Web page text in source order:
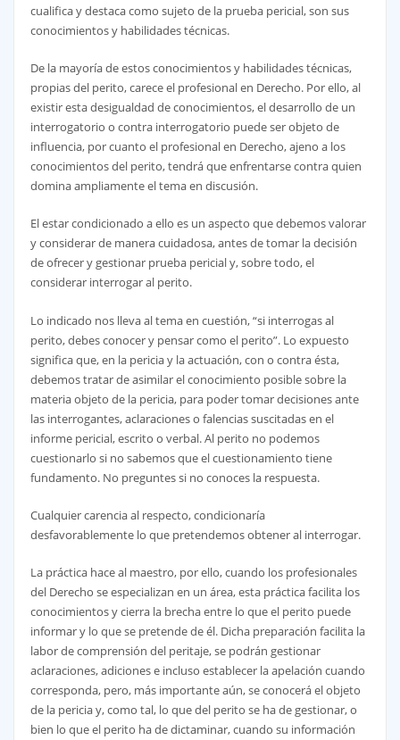
cualifica y destaca como sujeto de la prueba pericial, son sus
conocimientos y habilidades técnicas.
De la mayoría de estos conocimientos y habilidades técnicas,
propias del perito, carece el profesional en Derecho. Por ello, al
existir esta desigualdad de conocimientos, el desarrollo de un
interrogatorio o contra interrogatorio puede ser objeto de
influencia, por cuanto el profesional en Derecho, ajeno a los
conocimientos del perito, tendrá que enfrentarse contra quien
domina ampliamente el tema en discusión.
El estar condicionado a ello es un aspecto que debemos valorar
y considerar de manera cuidadosa, antes de tomar la decisión
de ofrecer y gestionar prueba pericial y, sobre todo, el
considerar interrogar al perito.
Lo indicado nos lleva al tema en cuestión, “si interrogas al
perito, debes conocer y pensar como el perito”. Lo expuesto
significa que, en la pericia y la actuación, con o contra ésta,
debemos tratar de asimilar el conocimiento posible sobre la
materia objeto de la pericia, para poder tomar decisiones ante
las interrogantes, aclaraciones o falencias suscitadas en el
informe pericial, escrito o verbal. Al perito no podemos
cuestionarlo si no sabemos que el cuestionamiento tiene
fundamento. No preguntes si no conoces la respuesta.
Cualquier carencia al respecto, condicionaría
desfavorablemente lo que pretendemos obtener al interrogar.
La práctica hace al maestro, por ello, cuando los profesionales
del Derecho se especializan en un área, esta práctica facilita los
conocimientos y cierra la brecha entre lo que el perito puede
informar y lo que se pretende de él. Dicha preparación facilita la
labor de comprensión del peritaje, se podrán gestionar
aclaraciones, adiciones e incluso establecer la apelación cuando
corresponda, pero, más importante aún, se conocerá el objeto
de la pericia y, como tal, lo que del perito se ha de gestionar, o
bien lo que el perito ha de dictaminar, cuando su información